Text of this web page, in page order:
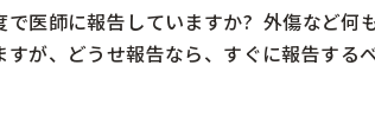
医師に報告していますか?  外傷など何
が、どうせ報告なら、すぐに報告する